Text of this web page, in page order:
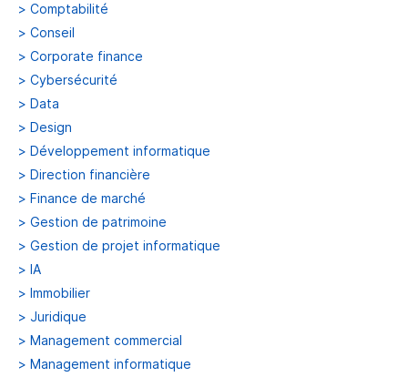
> Comptabilité
> Conseil
> Corporate finance
> Cybersécurité
> Data
> Design
> Développement informatique
> Direction financière
> Finance de marché
> Gestion de patrimoine
> Gestion de projet informatique
> IA
> Immobilier
> Juridique
> Management commercial
> Management informatique